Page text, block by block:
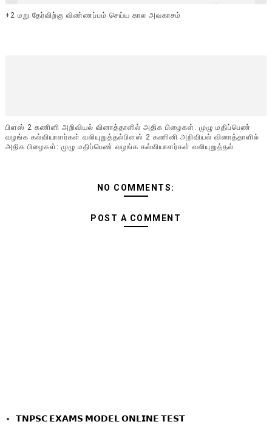
+2 மறு தேர்விற்கு விண்ணப்பம் செய்ய கால அவகாசம்
பிளஸ் 2 கணினி அறிவியல் வினாத்தாளில் அதிக பிழைகள்: முழு மதிப்பெண்
வழங்க கல்வியாளர்கள் வலியுறுத்தல்பிளஸ் 2 கணினி அறிவியல் வினாத்தாளில்
அதிக பிழைகள்: முழு மதிப்பெண் வழங்க கல்வியாளர்கள் வலியுறுத்தல்
NO COMMENTS:
POST A COMMENT
𝗧𝗡𝗣𝗦𝗖 𝗘𝗫𝗔𝗠𝗦 𝗠𝗢𝗗𝗘𝗟 𝗢𝗡𝗟𝗜𝗡𝗘 𝗧𝗘𝗦𝗧